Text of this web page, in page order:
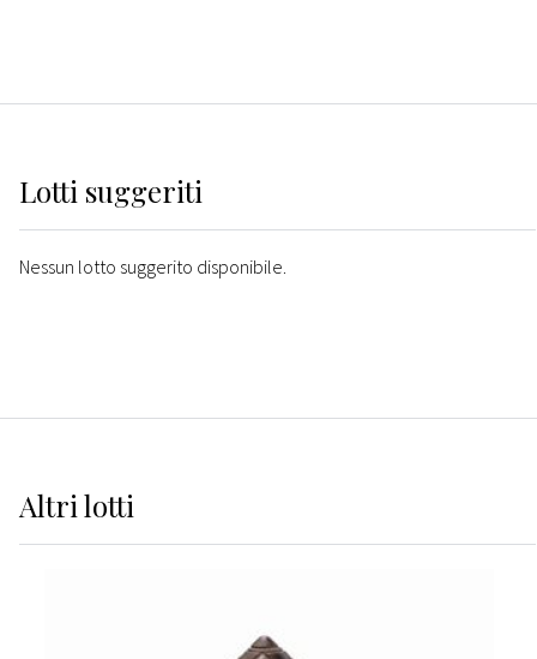
Lotti suggeriti
Nessun lotto suggerito disponibile.
Altrilotti